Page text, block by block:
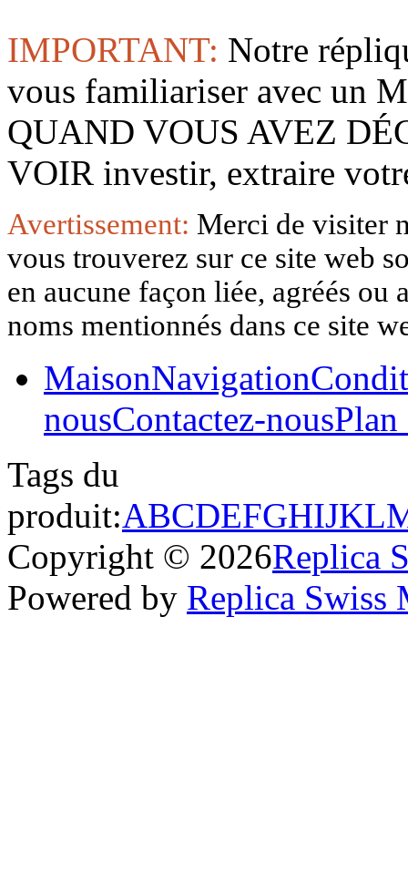
IMPORTANT: Notre
vous familiariser avec un
QUAND VOUS AVEZ
VOIR investir, extraire
Avertissement: Merci de visiter
vous trouverez sur ce site web
en aucune façon liée, agréés
noms mentionnés dans ce site
MaisonNavigation
nousContactez-nousPlan
Tags du
produit:ABCDEFGHIJKL
Copyright © 2026Replica
Powered by Replica Swiss